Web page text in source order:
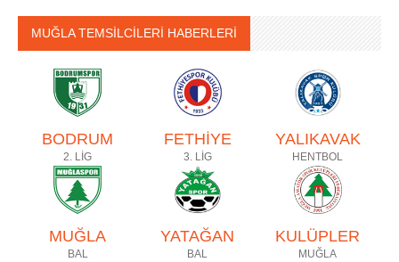
MUĞLA TEMSİLCİLERİ HABERLERİ
BODRUM
2. LİG
FETHİYE
3. LİG
YALIKAVAK
HENTBOL
MUĞLA
BAL
YATAĞAN
BAL
KULÜPLER
MUĞLA